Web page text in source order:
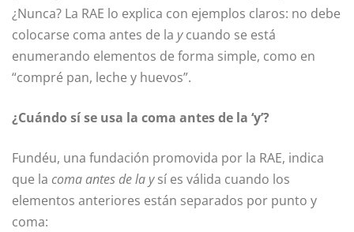
¿Nunca? La RAE lo explica con ejemplos claros: no debe
colocarse coma antes de la ycuando se está
enumerando elementos de forma simple, como en
“compré pan, leche y huevos”.
¿Cuándo sí se usa la coma antes de la ‘y’?
Fundéu, una fundación promovida por la RAE, indica
que la coma antes de la ysí es válida cuando los
elementos anteriores están separados por punto y
coma: